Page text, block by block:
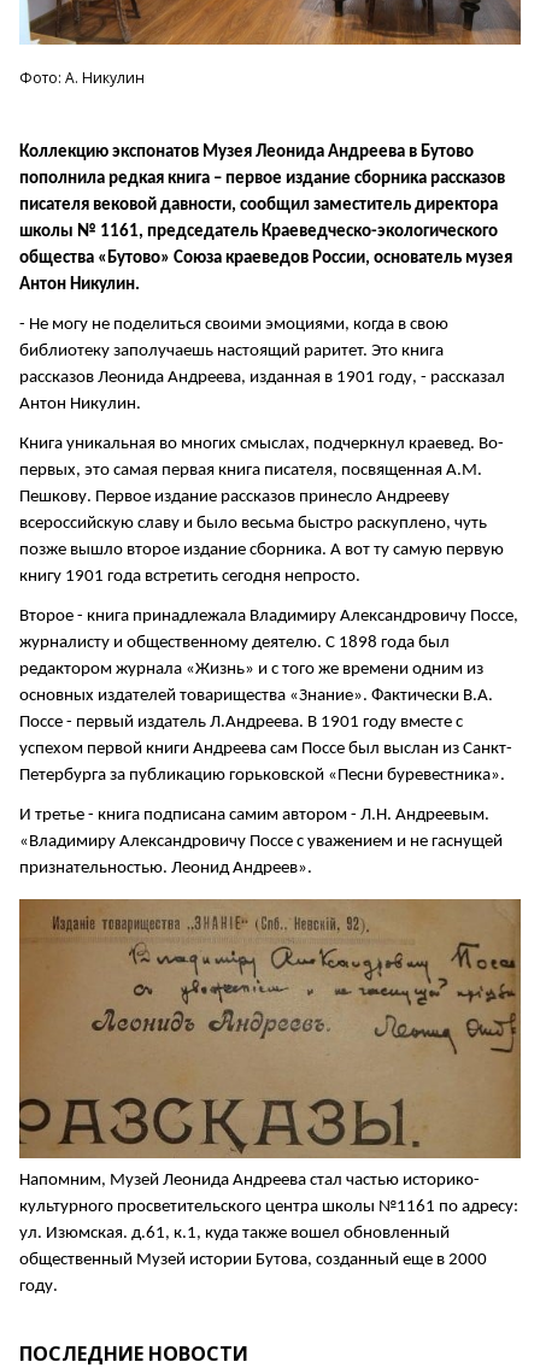
Фото: А. Никулин
Коллекцию экспонатов Музея Леонида Андреева в Бутово
пополнила редкая книга – первое издание сборника рассказов
писателя вековой давности, сообщил заместитель директора
школы № 1161, председатель Краеведческо-экологического
общества «Бутово» Союза краеведов России, основатель музея
Антон Никулин.
- Не могу не поделиться своими эмоциями, когда в свою
библиотеку заполучаешь настоящий раритет. Это книга
рассказов Леонида Андреева, изданная в 1901 году, - рассказал
Антон Никулин.
Книга уникальная во многих смыслах, подчеркнул краевед. Во-
первых, это самая первая книга писателя, посвященная А.М.
Пешкову. Первое издание рассказов принесло Андрееву
всероссийскую славу и было весьма быстро раскуплено, чуть
позже вышло второе издание сборника. А вот ту самую первую
книгу 1901 года встретить сегодня непросто.
Второе - книга принадлежала Владимиру Александровичу Поссе,
журналисту и общественному деятелю. С 1898 года был
редактором журнала «Жизнь» и с того же времени одним из
основных издателей товарищества «Знание». Фактически В.А.
Поссе - первый издатель Л.Андреева. В 1901 году вместе с
успехом первой книги Андреева сам Поссе был выслан из Санкт-
Петербурга за публикацию горьковской «Песни буревестника».
И третье - книга подписана самим автором - Л.Н. Андреевым.
«Владимиру Александровичу Поссе с уважением и не гаснущей
признательностью. Леонид Андреев».
Напомним, Музей Леонида Андреева стал частью историко-
культурного просветительского центра школы №1161 по адресу:
ул. Изюмская. д.61, к.1, куда также вошел обновленный
общественный Музей истории Бутова, созданный еще в 2000
году.
ПОСЛЕДНИЕ НОВОСТИ